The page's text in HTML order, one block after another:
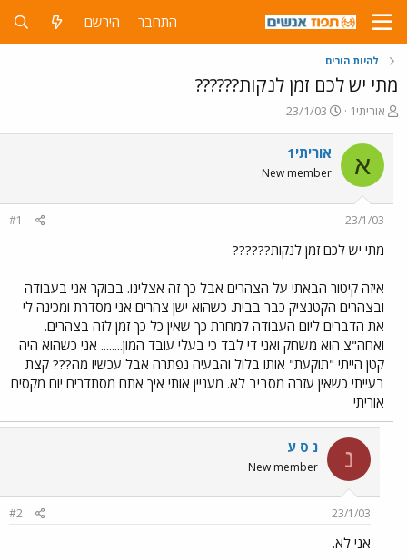
התחבר הירשם
להיות הורים
מתי יש לכם זמן לנקות??????
פ
ח
ה
ו
ש
אוריתי1
פ
ס
ם
ת
י
23/1/03
א אוריתי1
New member
23/1/03
#1
מתי יש לכם זמן לנקות??????
איזה קיטור הבאתי על הצהרים אבל כך זה אצלינו. בבוקר אני בעבודה
ובצהרים הקטנציק כבר בבית. כשהוא ישן צהרים אני מסדרת ומכינה לי
את הדברים ליום העבודה למחרת כך שאין כל כך זמן לזה בצהרים.
ואחה"צ הוא משחק ואני די לבד כי בעלי עובד המון........ אני כשהוא היה
קטן הייתי "תוקעת" אותו בלול והבעיה נפתרה אבל עכשיו מה??? קצת
בעייתי כשאין עזרה מסביב לא. מעניין אותי איך אתם מסתדרים יום מקסים
אוריתי
נ נ ס ע
New member
23/1/03
#2
אני לא.